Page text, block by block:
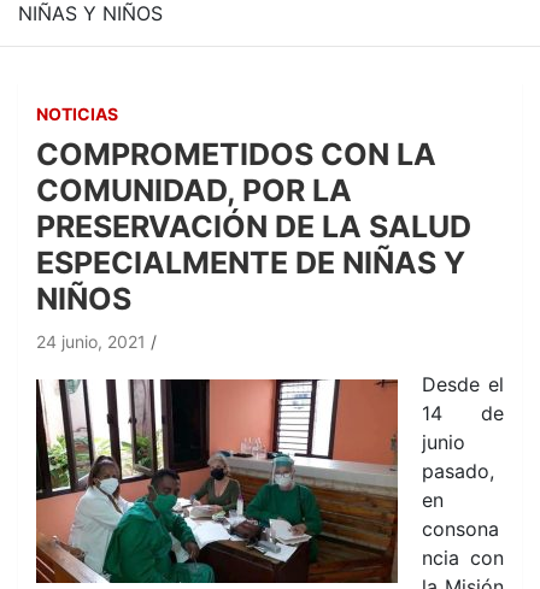
NIÑAS Y NIÑOS
NOTICIAS
COMPROMETIDOS CON LA
COMUNIDAD, POR LA
PRESERVACIÓN DE LA SALUD
ESPECIALMENTE DE NIÑAS Y
NIÑOS
24 junio, 2021
Desde el
14 de
junio
pasado,
en
consona
ncia con